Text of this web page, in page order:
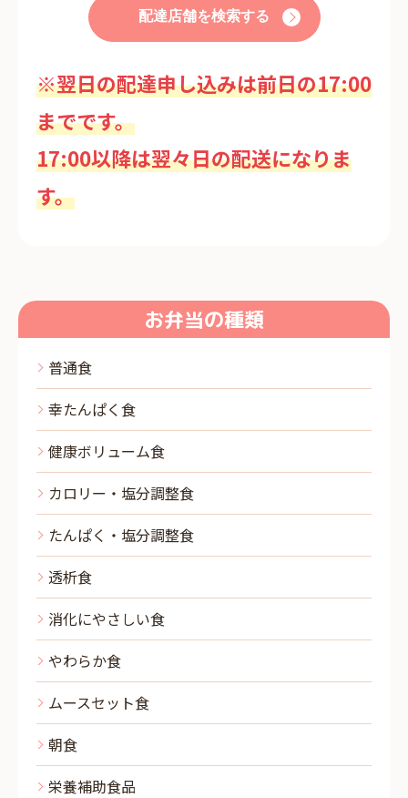
配達店舗を検索する
※翌日の配達申し込みは前日の17:00
までです。
17:00以降は翌々日の配送になりま
す。
お弁当の種類
普通食
幸たんぱく食
健康ボリューム食
カロリー・塩分調整食
たんぱく・塩分調整食
透析食
消化にやさしい食
やわらか食
ムースセット食
朝食
栄養補助食品